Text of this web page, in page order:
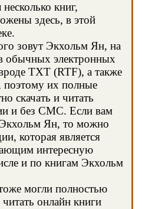
несколько книг,
здесь, в этой
зовут Экхольм Ян, на
обычных электронных
TXT (RTF), а также
их полные
скачать и читать
и без СМС. Если вам
Ян, то можно
которая является
интересную
и по книгам Экхольм
могли полностью
читать онлайн книги